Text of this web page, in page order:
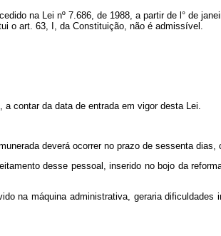
na Lei nº 7.686, de 1988, a partir de l° de
o art. 63, I , da Constituição, não é admissível.
a contar da data de entrada em vigor desta Lei.
deverá ocorrer no prazo de sessenta
desse pessoal, inserido no bojo da
na máquina administrativa, geraria